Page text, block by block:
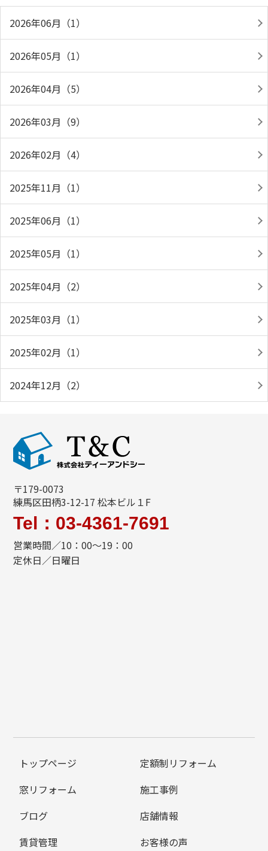
2026年06月（1）
2026年05月（1）
2026年04月（5）
2026年03月（9）
2026年02月（4）
2025年11月（1）
2025年06月（1）
2025年05月（1）
2025年04月（2）
2025年03月（1）
2025年02月（1）
2024年12月（2）
〒179-0073
練馬区田柄3-12-17 松本ビル１F
Tel：03-4361-7691
営業時間／10：00～19：00
定休日／日曜日
トップページ
定額制リフォーム
窓リフォーム
施工事例
ブログ
店舗情報
賃貸管理
お客様の声